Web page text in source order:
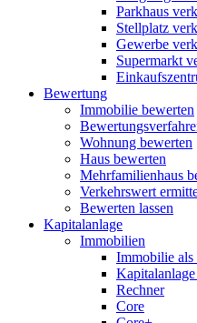
Parkhaus
Stellplatz
Gewerbe
Supermarkt
Bewertung
Immobilie bewerten
Wohnung bewerten
Haus bewerten
Mehrfamilienhaus
Verkehrswert
Bewerten lassen
Kapitalanlage
Immobilien
Immobilie als
Rechner
Core